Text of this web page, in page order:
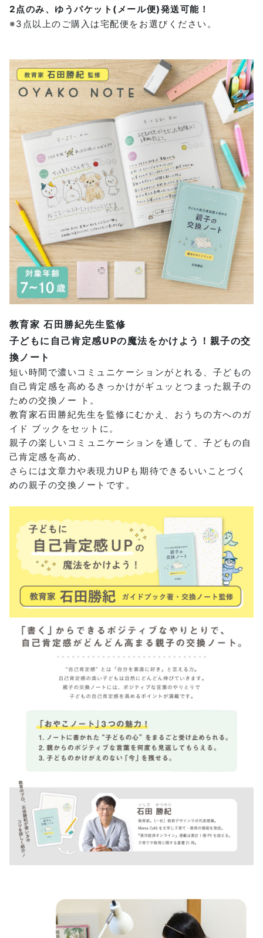
2点のみ、ゆうパケット(メール便)発送可能！
※3点以上のご購入は宅配便をお選びください。
教育家 石田勝紀先生監修
子どもに自己肯定感UPの魔法をかけよう！親子の交
換ノート
短い時間で濃いコミュニケーションがとれる、子どもの
自己肯定感を高めるきっかけがギュッとつまった親子の
ための交換ノー ト。
教育家石田勝紀先生を監修にむかえ、おうちの方へのガ
イド ブックをセットに。
親子の楽しいコミュニケーションを通して、子どもの自
己肯定感を高め、
さらには文章力や表現力UPも期待できるいいことづく
めの親子の交換ノートです。